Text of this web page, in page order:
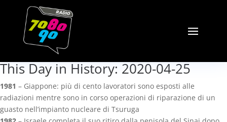
This Day in History: 2020-04-25
1981 – Giappone: più di cento lavoratori sono esposti alle
radiazioni mentre sono in corso operazioni di riparazione di un
guasto nell’impianto nucleare di Tsuruga